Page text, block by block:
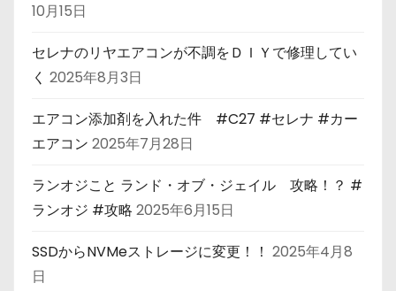
10月15日
セレナのリヤエアコンが不調をＤＩＹで修理してい
く 2025年8月3日
エアコン添加剤を入れた件 #C27 #セレナ #カー
エアコン 2025年7月28日
ランオジこと ランド・オブ・ジェイル 攻略！？ #
ランオジ #攻略 2025年6月15日
SSDからNVMeストレージに変更！！ 2025年4月8
日